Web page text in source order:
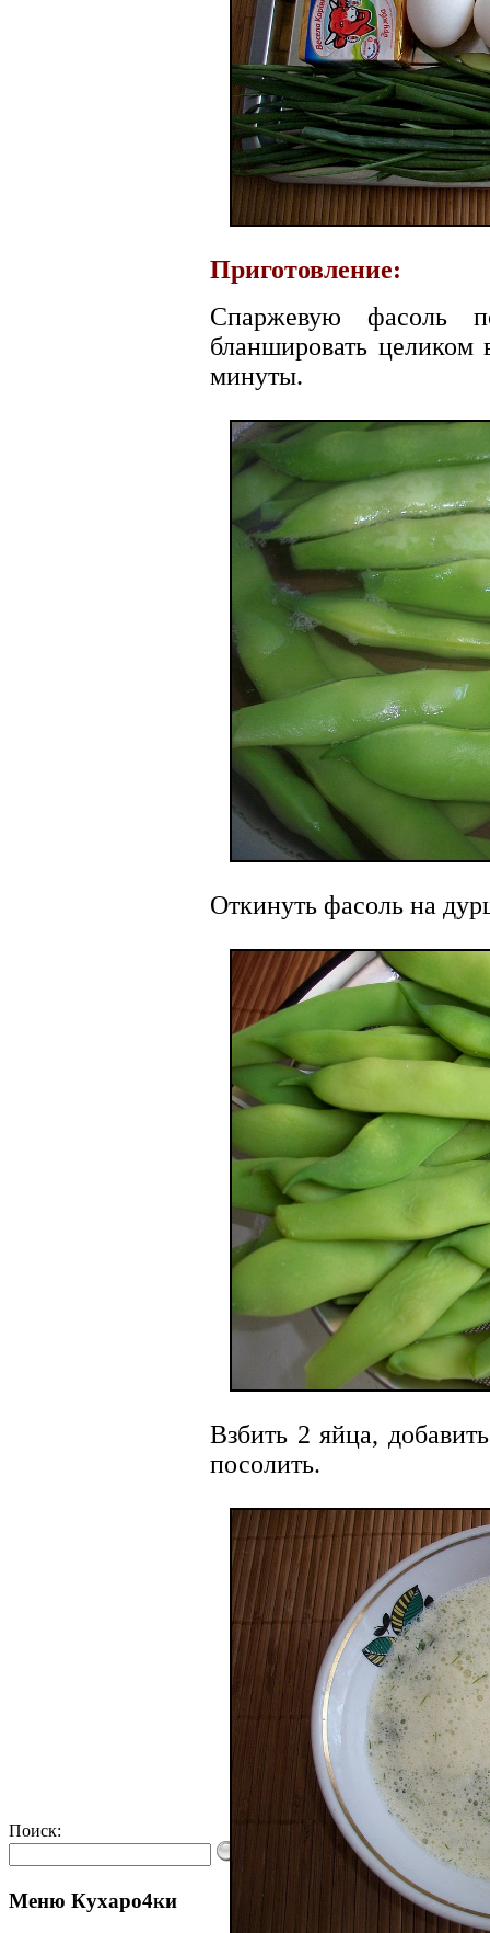
Поиск:
Меню Кухаро4ки
Приготовление:
Спаржевую фасоль
бланшировать целиком
минуты.
Откинуть фасоль на
Взбить 2 яйца,
посолить.